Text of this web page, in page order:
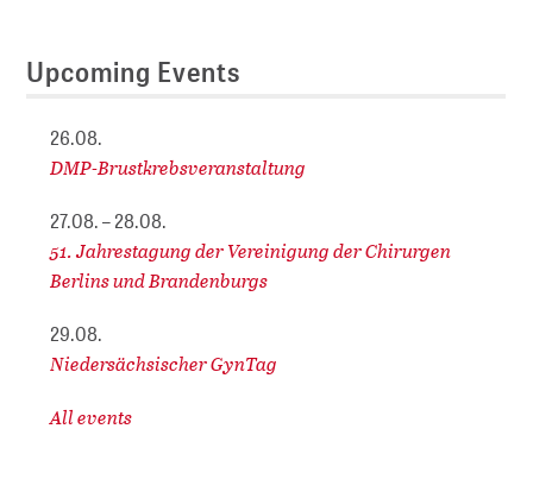
Upcoming Events
26.08.
DMP-Brustkrebsveranstaltung
27.08. – 28.08.
51. Jahrestagung der Vereinigung der Chirurgen
Berlins und Brandenburgs
29.08.
Niedersächsischer GynTag
All events